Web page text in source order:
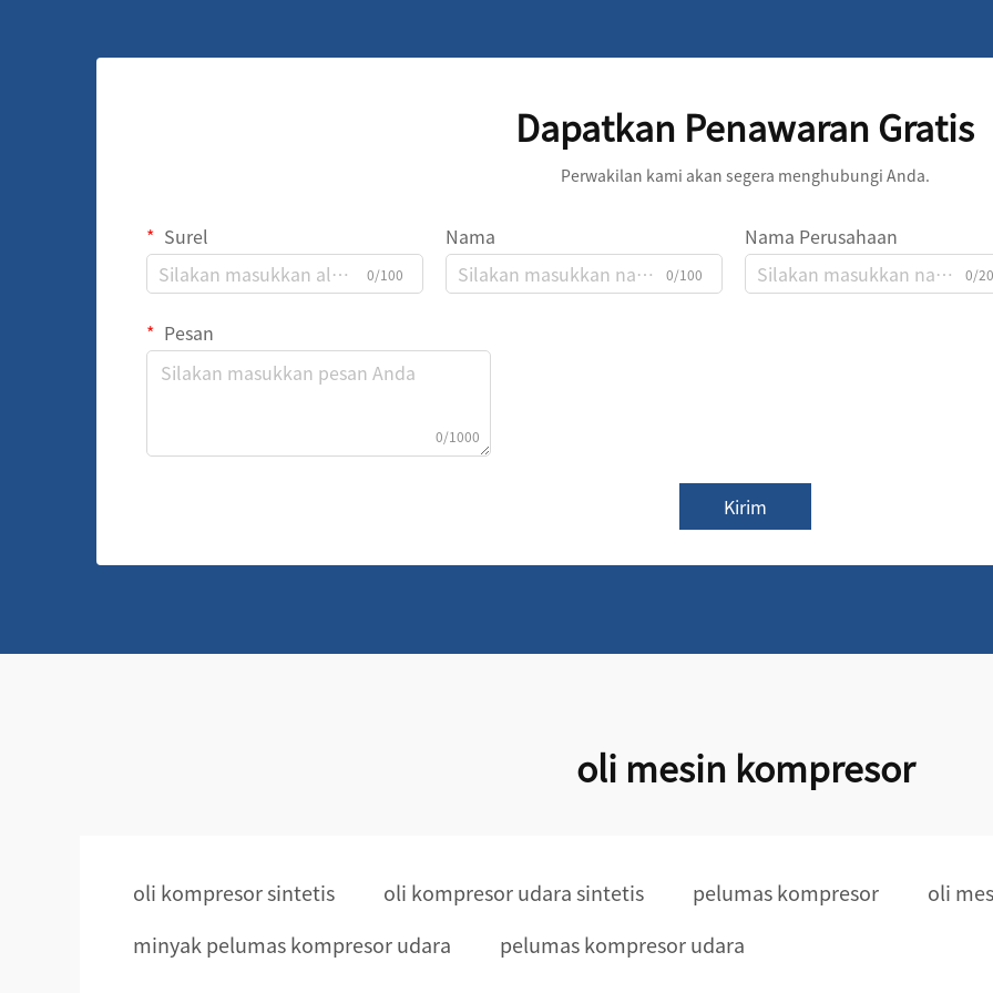
Dapatkan Penawaran Gratis
Perwakilan kami akan segera menghubungi Anda.
Surel
0/100
Nama
0/100
Nama Perusahaan
0/
Pesan
0/1000
Kirim
oli mesin kompresor
oli kompresor sintetis oli kompresor udara sintetis pelumas kompresor
oli
minyak pelumas kompresor udara
pelumas kompresor udara